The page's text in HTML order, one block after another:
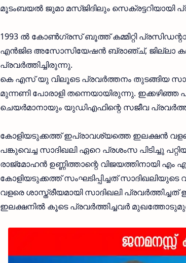
മൂടംബയൽ ജുമാ മസ്ജിദിലും സെക്രട്ടറിയായി
1993 ൽ കോൺഗ്രസ് ബൂത്ത് കമ്മിറ്റി
എൻജിഒ അസോസിയേഷൻ ബ്രാഞ്ച്, ജില്ലാ
പ്രവർത്തിച്ചിരുന്നു.
കെ എസ്‌ യു വിലൂടെ പ്രവർത്തനം തുടങ്ങിയ
മുന്നണി പോരാളി തന്നെയായിരുന്നു.
ചെയർമാനായും യുഡിഎഫിന്റെ സജീവ
കോളിയടുക്കത്ത് ഇപ്രാവശ്യത്തെ ഇലക്ഷൻ
പങ്കുവെച്ച സാദിഖലി ഏറെ പ്രശംസ പിടിച്ചു
രാജ്‌മോഹൻ ഉണ്ണിത്താന്റെ വിജയത്തിനായി
കോളിയടുക്കത്ത് സംഘടിപ്പിച്ചത് സാദിഖലിയുടെ
വളരെ ശാസ്ത്രീയമായി സാദിഖലി
ഇലക്ഷനിൽ കൂടെ പ്രവർത്തിച്ചവർ